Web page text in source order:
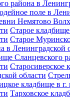
района в
поле в
Немятово
Старое
Старое
в Ленинградской
Сланцевского
Старосиверское
области
кладбище в
Тарховское